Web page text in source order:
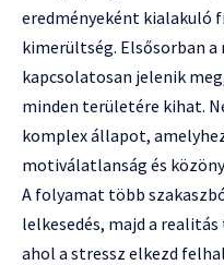
eredményeként kialakuló
kimerültség. Elsősorban a
kapcsolatosan jelenik
minden területére kihat.
komplex állapot,
motiválatlanság és
A folyamat több
lelkesedés, majd a
ahol a stressz elkezd